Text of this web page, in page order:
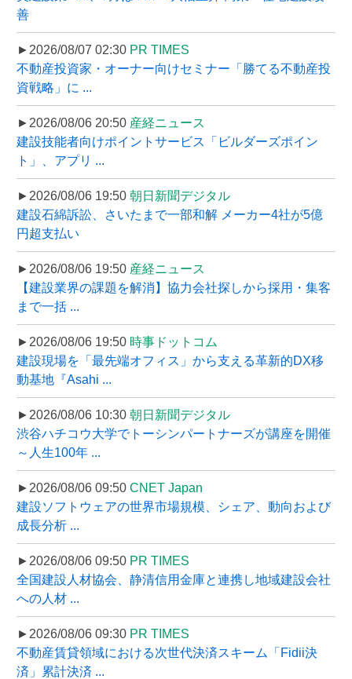
善
►2026/08/07 02:30 PR TIMES
不動産投資家・オーナー向けセミナー「勝てる不動産投
資戦略」に ...
►2026/08/06 20:50 産経ニュース
建設技能者向けポイントサービス「ビルダーズポイン
ト」、アプリ ...
►2026/08/06 19:50 朝日新聞デジタル
建設石綿訴訟、さいたまで一部和解 メーカー4社が5億
円超支払い
►2026/08/06 19:50 産経ニュース
【建設業界の課題を解消】協力会社探しから採用・集客
まで一括 ...
►2026/08/06 19:50 時事ドットコム
建設現場を「最先端オフィス」から支える革新的DX移
動基地『Asahi ...
►2026/08/06 10:30 朝日新聞デジタル
渋谷ハチコウ大学でトーシンパートナーズが講座を開催
～人生100年 ...
►2026/08/06 09:50 CNET Japan
建設ソフトウェアの世界市場規模、シェア、動向および
成長分析 ...
►2026/08/06 09:50 PR TIMES
全国建設人材協会、静清信用金庫と連携し地域建設会社
への人材 ...
►2026/08/06 09:30 PR TIMES
不動産賃貸領域における次世代決済スキーム「Fidii決
済」累計決済 ...